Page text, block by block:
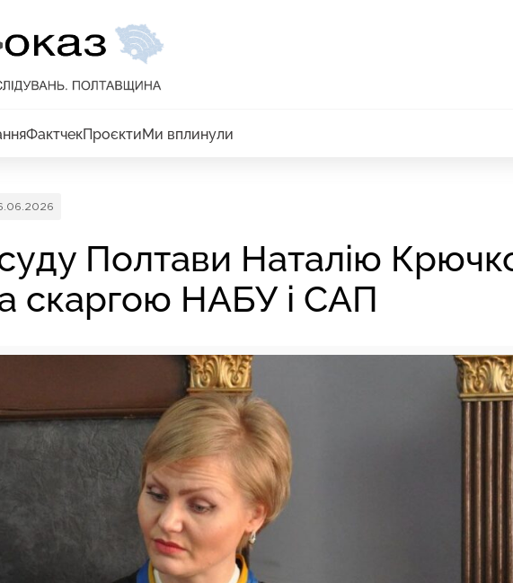
ФактчекПроєктиМи вплинули
Полтави Наталію
скаргою НАБУ і САП